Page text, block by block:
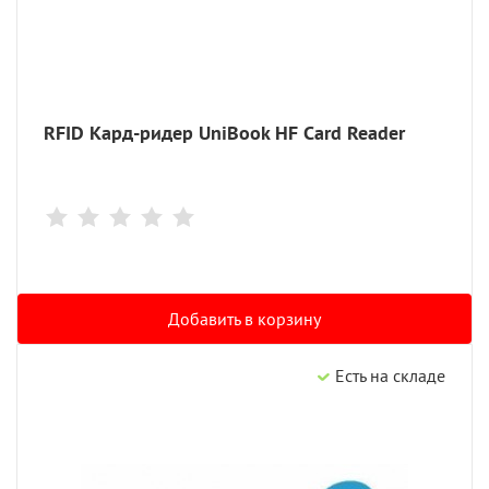
RFID Кард-ридер UniBook HF Card Reader
Добавить в корзину
Есть на складе